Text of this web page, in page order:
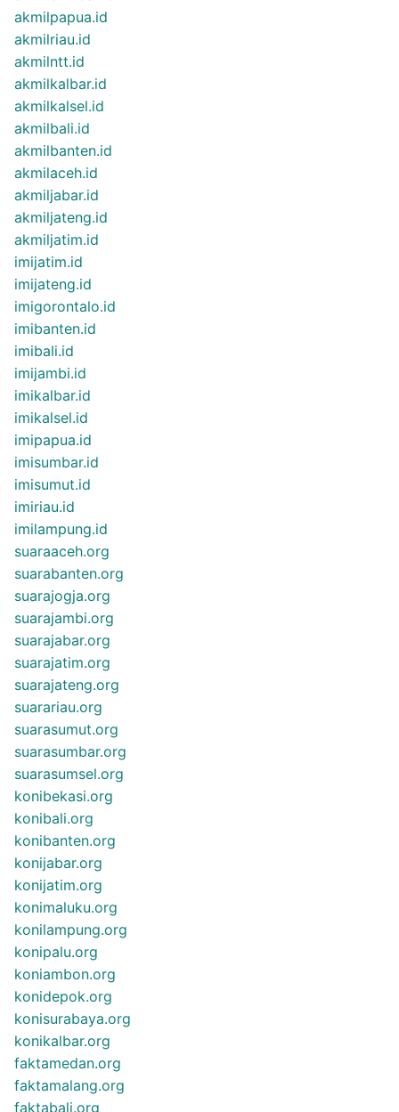
akmilpapua.id
akmilriau.id
akmilntt.id
akmilkalbar.id
akmilkalsel.id
akmilbali.id
akmilbanten.id
akmilaceh.id
akmiljabar.id
akmiljateng.id
akmiljatim.id
imijatim.id
imijateng.id
imigorontalo.id
imibanten.id
imibali.id
imijambi.id
imikalbar.id
imikalsel.id
imipapua.id
imisumbar.id
imisumut.id
imiriau.id
imilampung.id
suaraaceh.org
suarabanten.org
suarajogja.org
suarajambi.org
suarajabar.org
suarajatim.org
suarajateng.org
suarariau.org
suarasumut.org
suarasumbar.org
suarasumsel.org
konibekasi.org
konibali.org
konibanten.org
konijabar.org
konijatim.org
konimaluku.org
konilampung.org
konipalu.org
koniambon.org
konidepok.org
konisurabaya.org
konikalbar.org
faktamedan.org
faktamalang.org
faktabali.org